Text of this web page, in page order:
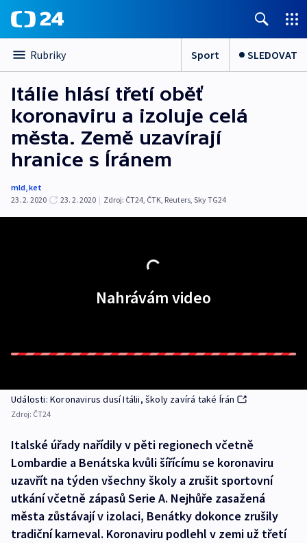
Rubriky Sport SLEDOVAT
Itálie hlásí třetí oběť
koronaviru a izoluje celá
města. Země uzavírají
hranice s Íránem
mld,ket
23. 2. 2020
23. 2. 2020 | Zdroj: ČT24, ČTK, Reuters, Sky TG24
Nahrávám video
Události: Koronavirus dusí Itálii, školy zavírá také Írán
Zdroj: ČT24
Italské úřady nařídily v pěti regionech včetně
Lombardie a Benátska kvůli šířícímu se koronaviru
uzavřít na týden všechny školy a zrušit sportovní
utkání včetně zápasů Serie A. Nejhůře zasažená
města zůstávají v izolaci, Benátky dokonce zrušily
tradiční karneval. Koronaviru podlehl v zemi už třetí